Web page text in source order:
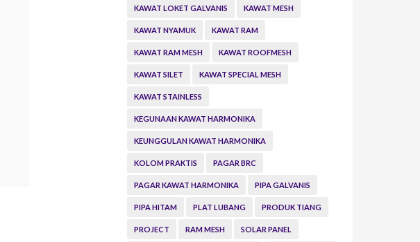
KAWAT LOKET GALVANIS KAWAT MESH
KAWAT NYAMUK KAWAT RAM
KAWAT RAM MESH KAWAT ROOFMESH
KAWAT SILET KAWAT SPECIAL MESH
KAWAT STAINLESS
KEGUNAAN KAWAT HARMONIKA
KEUNGGULAN KAWAT HARMONIKA
KOLOM PRAKTIS PAGAR BRC
PAGAR KAWAT HARMONIKA PIPA GALVANIS
PIPA HITAM PLAT LUBANG PRODUK TIANG
PROJECT RAM MESH SOLAR PANEL